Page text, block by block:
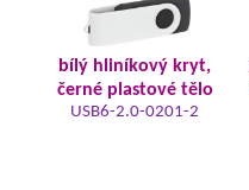
bílý hliníkový kryt,
černé plastové tělo
USB6-2.0-0201-2